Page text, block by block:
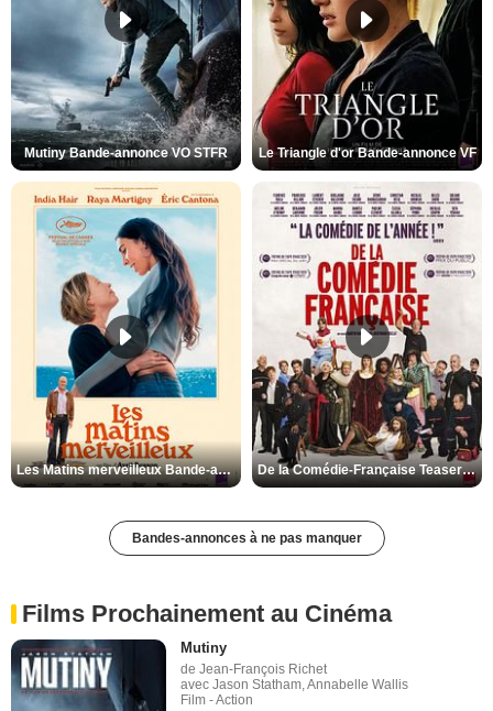
Mutiny Bande-annonce VO STFR Le Triangle d'or Bande-annonce VF
Les Matins merveilleux Bande-annonce VF De la Comédie-Française Teaser VF
Bandes-annonces à ne pas manquer
Films Prochainement au Cinéma
Mutiny
de Jean-François Richet
avec Jason Statham, Annabelle Wallis
Film - Action